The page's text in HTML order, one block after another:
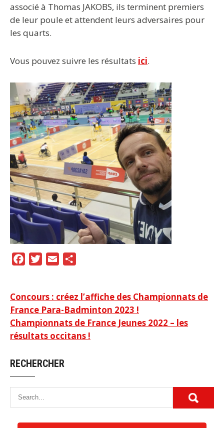
associé à Thomas JAKOBS, ils terminent premiers
de leur poule et attendent leurs adversaires pour
les quarts.
Vous pouvez suivre les résultats ici.
e
b
o
o
t
t
e
r
i
l
t
a
g
e
Navigation
de
l’article
Concours : créez l’affiche des Championnats de
France Para-Badminton 2023 !
Championnats de France Jeunes 2022 – les
résultats occitans !
RECHERCHER